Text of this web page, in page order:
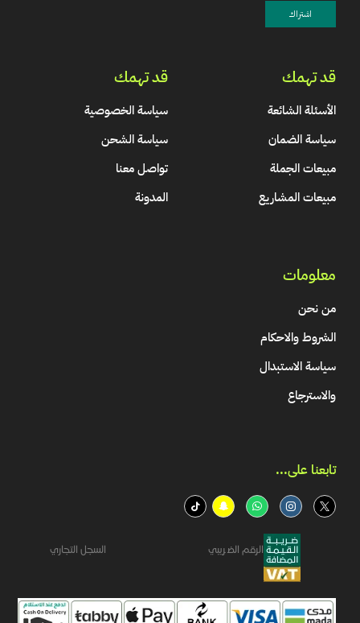
قد تهمك
الأسئلة الشائعة
سياسة الضمان
مبيعات الجملة
مبيعات المشاريع
قد تهمك
سياسة الخصوصية
سياسة الشحن
تواصل معنا
المدونة
معلومات
من نحن
الشروط والاحكام
سياسة الاستبدال
والاسترجاع
تابعنا على...​
الرقم الضريبي السجل التجاري